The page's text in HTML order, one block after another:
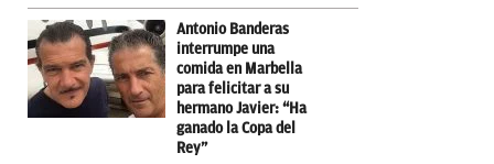
Antonio Banderas
interrumpe una
comida en Marbella
para felicitar a su
hermano Javier: “Ha
ganado la Copa del
Rey”